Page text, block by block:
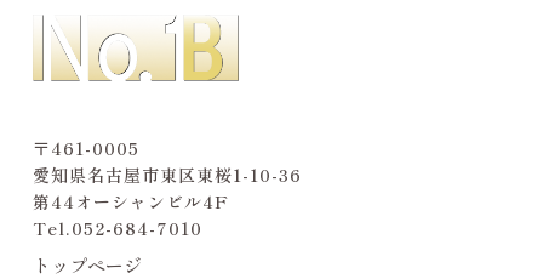
〒461-0005
愛知県名古屋市東区東桜1-10-36
第44オーシャンビル4F
Tel.052-684-7010
トップページ